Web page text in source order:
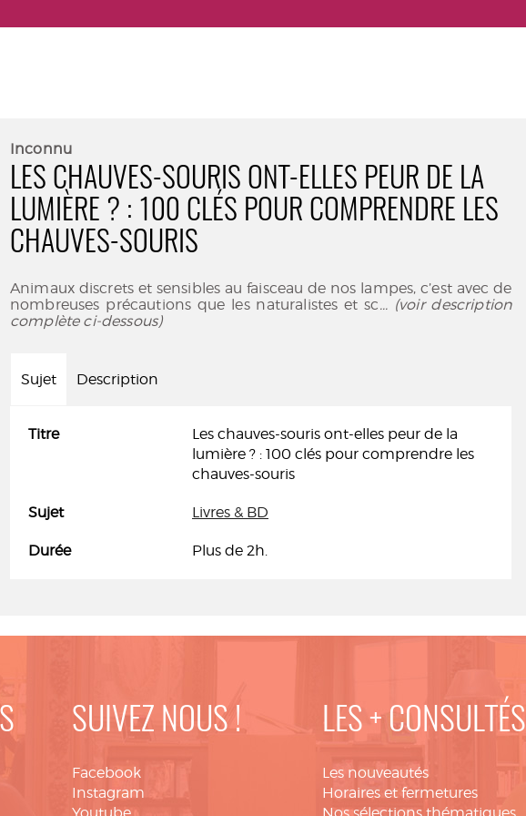
Inconnu
LES CHAUVES-SOURIS ONT-ELLES PEUR DE LA
LUMIÈRE ? : 100 CLÉS POUR COMPRENDRE LES
CHAUVES-SOURIS
Animaux discrets et sensibles au faisceau de nos lampes, c’est avec de
nombreuses précautions que les naturalistes et sc... (voir description
complète ci-dessous)
Sujet Description
Titre
Les chauves-souris ont-elles peur de la
lumière ? : 100 clés pour comprendre les
chauves-souris
Sujet Livres & BD
Durée Plus de 2h.
SUIVEZ NOUS !
Facebook
Instagram
LES + CONSULTÉS
Les nouveautés
Horaires et fermetures